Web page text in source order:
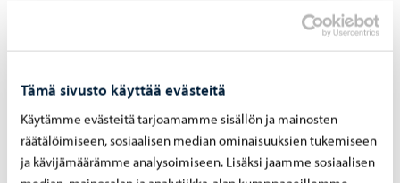
Tämä sivusto käyttää evästeitä
Käytämme evästeitä tarjoamamme sisällön ja mainosten
räätälöimiseen, sosiaalisen median ominaisuuksien tukemiseen
ja kävijämäärämme analysoimiseen. Lisäksi jaamme sosiaalisen
Aiheeseen liittyvät uutiset
Hu­le­ve­si­mak­su­jen las­ku­tus alkaa syys­kuus­sa
– mak­su­pe­rus­tei­ta on uu­dis­tet­tu vuo­del­le
2026